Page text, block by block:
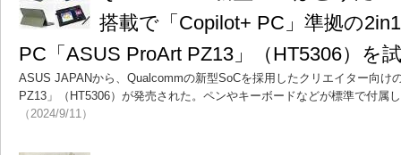
搭載で「Copilot+ PC」準拠の
PC「ASUS ProArt PZ13」（HT5306）を
ASUS JAPANから、Qualcommの新型SoCを採用したクリエイター向け
PZ13」（HT5306）が発売された。ペンやキーボードなどが標準で付属
（2024/9/11）